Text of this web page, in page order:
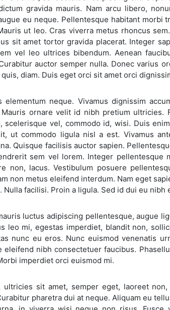
gravida mauris. Nam arcu libero,
eu neque. Pellentesque habitant morbi
ut leo. Cras viverra metus rhoncus
sit amet tortor gravida placerat. Integer
vel leo ultrices bibendum. Aenean
auctor semper nulla. Donec varius
diam. Duis eget orci sit amet orci
elementum neque. Vivamus dignissim
ornare velit id nibh pretium ultricies.
scelerisque vel, commodo id, wisi. Duis
ut commodo ligula nisl a est. Vivamus
Quisque facilisis auctor sapien.
sem vel lorem. Integer
non, lacus. Vestibulum posuere
non metus eleifend interdum. Nam eget
Nulla facilisi. Proin a ligula. Sed id dui eu
luctus adipiscing pellentesque, augue
leo mi, egestas imperdiet, blandit non,
nunc eu eros. Nunc euismod venenatis
eleifend nibh consectetuer faucibus.
imperdiet orci euismod mi.
ultricies sit amet, semper eget, laoreet
pharetra dui at neque. Aliquam eu